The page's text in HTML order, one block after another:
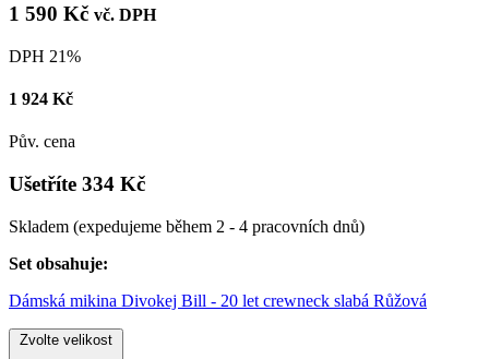
1 590 Kč vč. DPH
DPH 21%
1 924 Kč
Pův. cena
Ušetříte 334 Kč
Skladem (expedujeme během 2 - 4 pracovních dnů)
Set obsahuje:
Dámská mikina Divokej Bill - 20 let crewneck slabá Růžová
Zvolte velikost